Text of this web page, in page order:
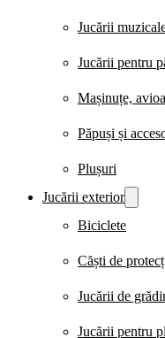
Jucării
Jucării pentru
Mașinuțe,
Păpuși și
Plușuri
Jucării exterior
Biciclete
Căști de
Jucării de
Jucării pentru